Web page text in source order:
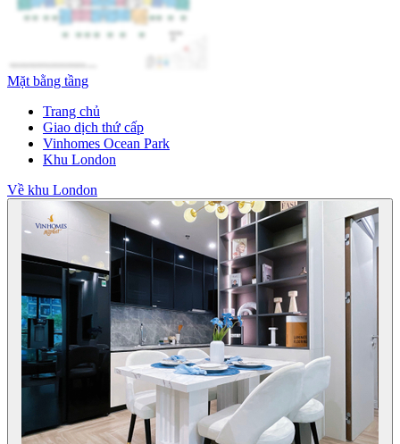
Mặt bằng tầng
Trang chủ
Giao dịch thứ cấp
Vinhomes Ocean Park
Khu London
Về khu London